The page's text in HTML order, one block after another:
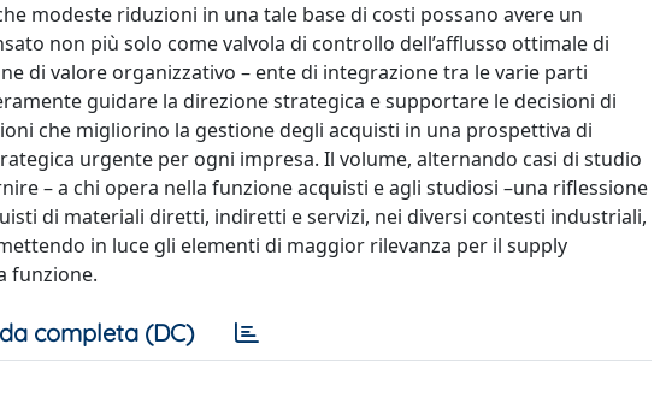
modeste riduzioni in una tale base di costi possano avere un
non più solo come valvola di controllo dell’afflusso ottimale di
di valore organizzativo – ente di integrazione tra le varie parti
guidare la direzione strategica e supportare le decisioni di
che migliorino la gestione degli acquisti in una prospettiva di
urgente per ogni impresa. Il volume, alternando casi di studio
– a chi opera nella funzione acquisti e agli studiosi –una riflessione
di materiali diretti, indiretti e servizi, nei diversi contesti industriali,
in luce gli elementi di maggior rilevanza per il supply
funzione.
completa (DC)